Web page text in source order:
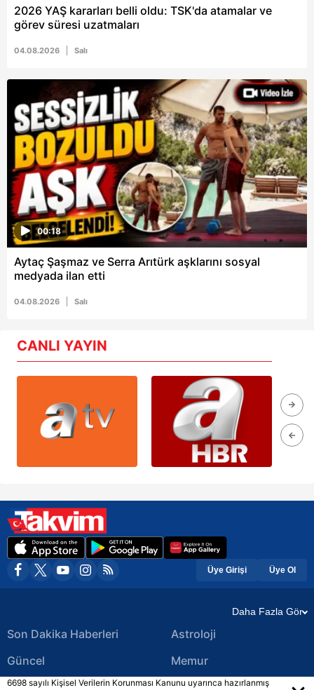
2026 YAŞ kararları belli oldu: TSK'da atamalar ve
görev süresi uzatmaları
04.08.2026 Salı
00:18
Aytaç Şaşmaz ve Serra Arıtürk aşklarını sosyal
medyada ilan etti
04.08.2026 Salı
CANLI YAYIN
Üye Girişi Üye Ol
Daha Fazla Gör
Son Dakika Haberleri
Güncel
Ekonomi Haberleri
Astroloji
Memur
Yerel Haberler
6698 sayılı Kişisel Verilerin Korunması Kanunu uyarınca hazırlanmış